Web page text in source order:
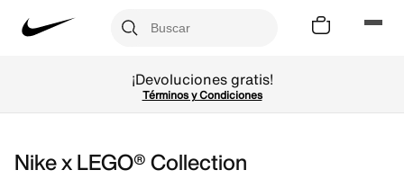
¡Devoluciones gratis!
Términos y Condiciones
Nike x LEGO® Collection